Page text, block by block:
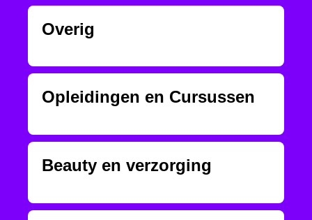
Overig
Opleidingen en Cursussen
Beauty en verzorging